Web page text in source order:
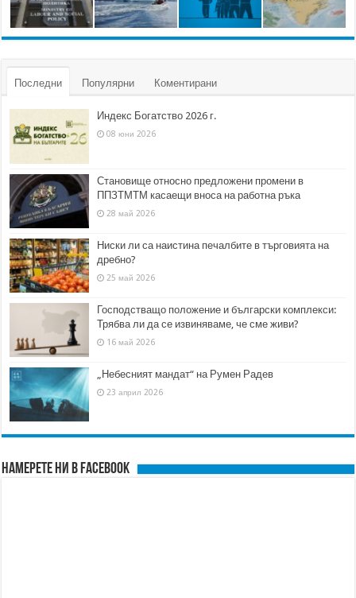
Последни Популярни Коментирани
Индекс Богатство 2026 г.
08 юни 2026
Становище относно предложени промени в
ППЗТМТМ касаещи вноса на работна ръка
28 май 2026
Ниски ли са наистина печалбите в търговията на
дребно?
25 май 2026
Господстващо положение и български комплекси:
Трябва ли да се извиняваме, че сме живи?
16 май 2026
„Небесният мандат“ на Румен Радев
23 април 2026
Намерете ни в FACEBOOK